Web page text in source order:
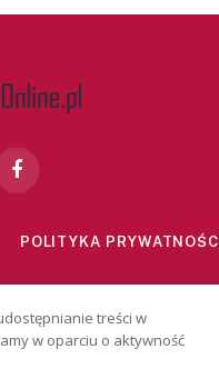
Facebook
POLITYKA PRYWATNOŚCI
treści w
w oparciu o aktywność